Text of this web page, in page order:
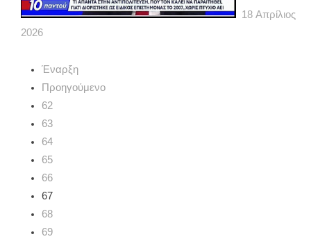
18 Απρίλιος
2026
Έναρξη
Προηγούμενο
62
63
64
65
66
67
68
69